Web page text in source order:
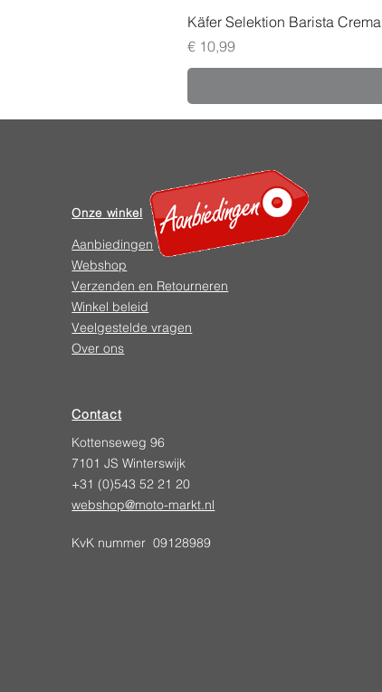
Käfer Selektion Barista Crema
Prijs
€ 10,99
Aanbiedingen
Webshop
Verzenden en Retourneren
Winkel beleid
Veelgestelde vragen
Over ons
Onze winkel
Contact
Kottenseweg 96
7101 JS Winterswijk
+31 (0)543 52 21 20
webshop@moto-markt.nl
KvK nummer 09128989